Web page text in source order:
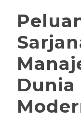
Dunia